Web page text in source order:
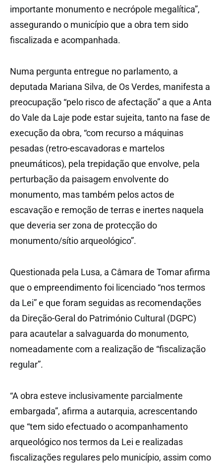
importante monumento e necrópole megalítica”,
assegurando o município que a obra tem sido
fiscalizada e acompanhada.
Numa pergunta entregue no parlamento, a
deputada Mariana Silva, de Os Verdes, manifesta a
preocupação “pelo risco de afectação” a que a Anta
do Vale da Laje pode estar sujeita, tanto na fase de
execução da obra, “com recurso a máquinas
pesadas (retro-escavadoras e martelos
pneumáticos), pela trepidação que envolve, pela
perturbação da paisagem envolvente do
monumento, mas também pelos actos de
escavação e remoção de terras e inertes naquela
que deveria ser zona de protecção do
monumento/sítio arqueológico”.
Questionada pela Lusa, a Câmara de Tomar afirma
que o empreendimento foi licenciado “nos termos
da Lei” e que foram seguidas as recomendações
da Direção-Geral do Património Cultural (DGPC)
para acautelar a salvaguarda do monumento,
nomeadamente com a realização de “fiscalização
regular”.
“A obra esteve inclusivamente parcialmente
embargada”, afirma a autarquia, acrescentando
que “tem sido efectuado o acompanhamento
arqueológico nos termos da Lei e realizadas
fiscalizações regulares pelo município, assim como